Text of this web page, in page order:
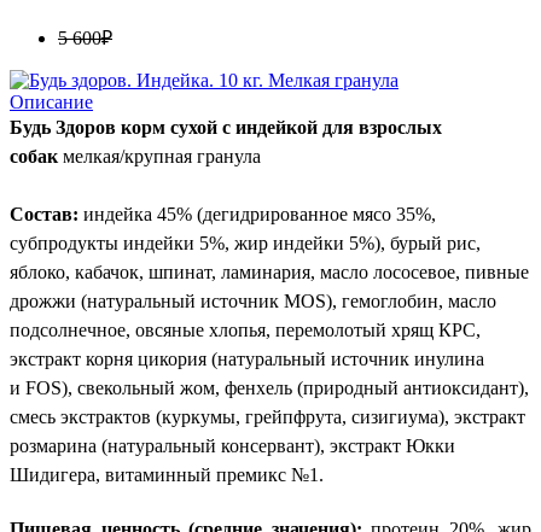
5 600₽
Описание
Будь Здоров корм сухой с индейкой для взрослых
собак мелкая/крупная гранула
Состав: индейка 45% (дегидрированное мясо 35%,
субпродукты индейки 5%, жир индейки 5%), бурый рис,
яблоко, кабачок, шпинат, ламинария, масло лососевое, пивные
дрожжи (натуральный источник MOS), гемоглобин, масло
подсолнечное, овсяные хлопья, перемолотый хрящ КРC,
экстракт корня цикория (натуральный источник инулина
и FOS), свекольный жом, фенхель (природный антиоксидант),
смесь экстрактов (куркумы, грейпфрута, сизигиума), экстракт
розмарина (натуральный консервант), экстракт Юкки
Шидигера, витаминный премикс №1.